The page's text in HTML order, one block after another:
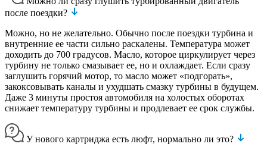
после поездки?
Можно, но не желательно. Обычно после поездки турбина и
внутренние ее части сильно раскалены. Температура может
доходить до 700 градусов. Масло, которое циркулирует через
турбину не только смазывает ее, но и охлаждает. Если сразу
заглушить горячий мотор, то масло может «подгорать»,
закоксовывать каналы и ухудшать смазку турбины в будущем.
Даже 3 минуты простоя автомобиля на холостых оборотах
снижает температуру турбины и продлевает ее срок службы.
У нового картриджа есть люфт, нормально ли это?